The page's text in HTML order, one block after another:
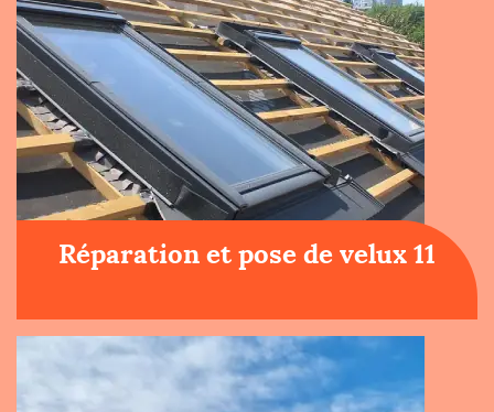
Réparation et pose de velux 11